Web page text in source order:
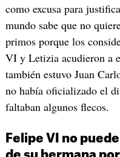
como excusa para
mundo sabe que no
primos porque los
VI y Letizia acudieron a
también estuvo Juan
no había oficializado el
faltaban algunos flecos.
Felipe VI no